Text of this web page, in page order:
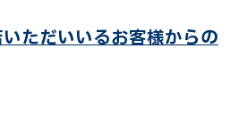
ただいいるお客様からの